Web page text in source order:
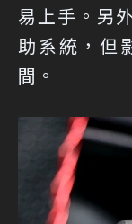
易上手。另
助系統，但
間。